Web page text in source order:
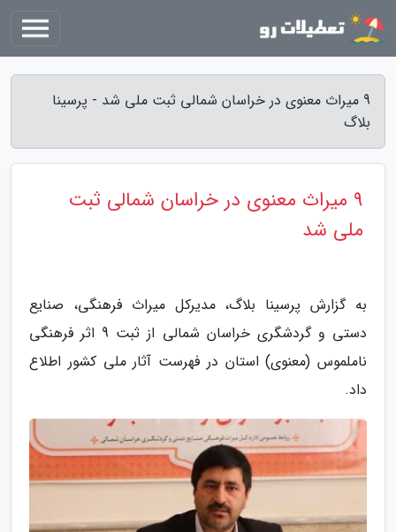
9 میراث معنوی در خراسان شمالی ثبت ملی شد - پرسینا
بلاگ
9 میراث معنوی در خراسان شمالی ثبت
ملی شد
به گزارش پرسینا بلاگ، مدیرکل میراث فرهنگی، صنایع
دستی و گردشگری خراسان شمالی از ثبت 9 اثر فرهنگی
ناملموس (معنوی) استان در فهرست آثار ملی کشور اطلاع
داد.